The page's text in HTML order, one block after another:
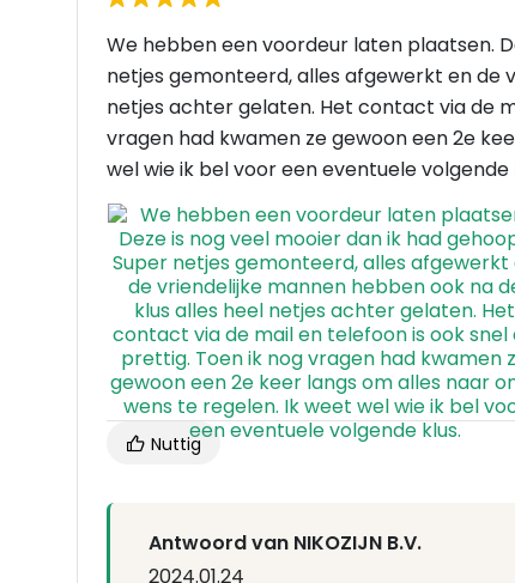
We hebben een voordeur laten plaatsen.
netjes gemonteerd, alles afgewerkt en de
netjes achter gelaten. Het contact via de
vragen had kwamen ze gewoon een 2e
wel wie ik bel voor een eventuele volgende
Nuttig
Antwoord van NIKOZIJN B.V.
2024.01.24